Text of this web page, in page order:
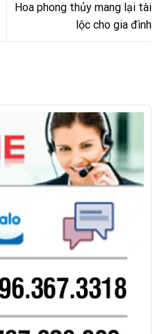
Hoa phong thủy mang lại tài
lộc cho gia đình